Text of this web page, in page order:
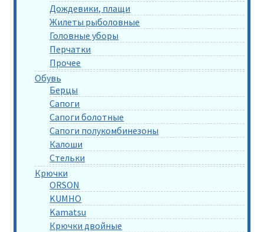
Дождевики, плащи
Жилеты рыболовные
Головные уборы
Перчатки
Прочее
Обувь
Берцы
Сапоги
Сапоги болотные
Сапоги полукомбинезоны
Калоши
Стельки
Крючки
ORSON
KUMHO
Kamatsu
Крючки двойные